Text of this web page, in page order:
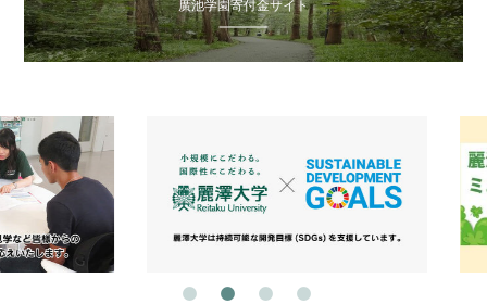
廣池学園寄付金サイト